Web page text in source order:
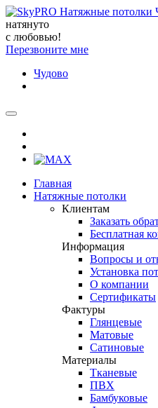
натянуто
с любовью!
Перезвоните мне
Чудово
Главная
Натяжные потолки
Клиентам
Заказать
Бесплатная
Информация
Вопросы и
Установка
О компании
Сертификаты
Фактуры
Глянцевые
Матовые
Сатиновые
Материалы
Тканевые
ПВХ
Бамбуковые